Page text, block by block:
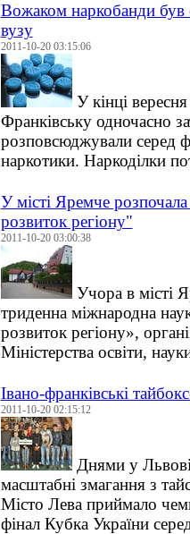
Вожаком наркобанди був
вузу
2011-10-20 03:15:06
У кінці
Франківську одночасно
розповсюджували серед
наркотики. Наркоділки
У місті Яремче
розвиток регіону"
2011-10-20 03:00:38
Учора в місті
триденна міжнародна
розвиток регіону»,
Міністерства освіти,
Івано-франківські
2011-10-20 02:15:12
Днями у Львові
масштабні змагання з
Місто Лева приймало
фінал Кубка України